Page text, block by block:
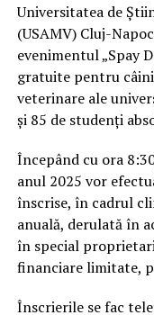
Universitatea de
(USAMV) Cluj-
evenimentul „Spay
gratuite pentru
veterinare ale
și 85 de studenți
Începând cu ora
anul 2025 vor
înscrise, în cadrul
anuală, derulată în
în special
financiare limitate,
Înscrierile se fac